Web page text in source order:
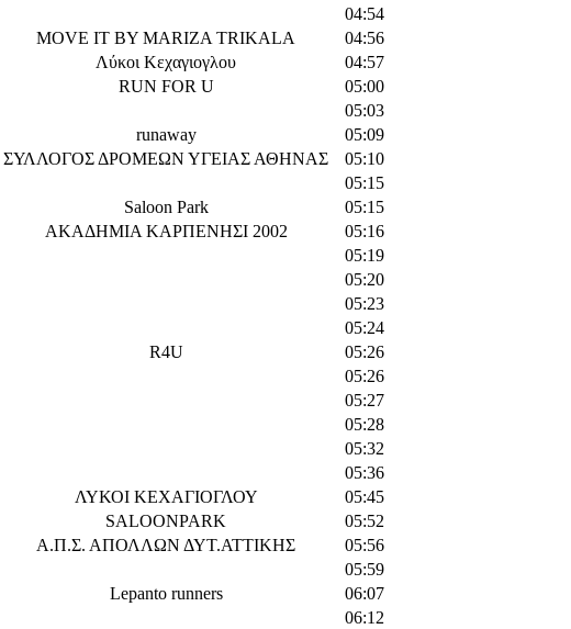
04:54
MOVE IT BY MARIZA TRIKALA
04:56
Λύκοι Κεχαγιογλου
04:57
RUN FOR U
05:00
05:03
runaway
05:09
ΣΥΛΛΟΓΟΣ ΔΡΟΜΕΩΝ ΥΓΕΙΑΣ ΑΘΗΝΑΣ
05:10
05:15
Saloon Park
05:15
ΑΚΑΔΗΜΙΑ ΚΑΡΠΕΝΗΣΙ 2002
05:16
05:19
05:20
05:23
05:24
R4U
05:26
05:26
05:27
05:28
05:32
05:36
ΛΥΚΟΙ ΚΕΧΑΓΙΟΓΛΟΥ
05:45
SALOONPARK
05:52
Α.Π.Σ. ΑΠΟΛΛΩΝ ΔΥΤ.ΑΤΤΙΚΗΣ
05:56
05:59
Lepanto runners
06:07
06:12